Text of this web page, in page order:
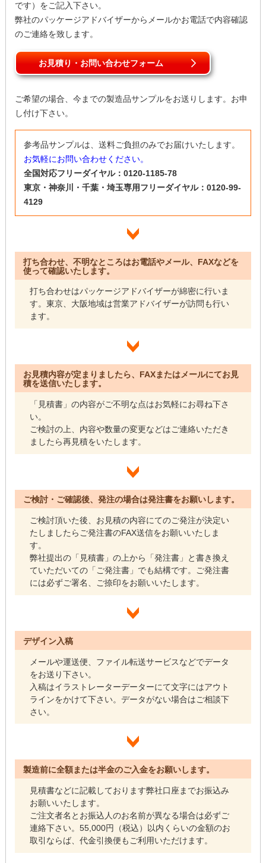
です）をご記入下さい。
弊社のパッケージアドバイザーからメールかお電話で内容確認
のご連絡を致します。
お見積り・お問い合わせフォーム
ご希望の場合、今までの製造品サンプルをお送りします。お申
し付け下さい。
参考品サンプルは、送料ご負担のみでお届けいたします。
お気軽にお問い合わせください。
全国対応フリーダイヤル：0120-1185-78
東京・神奈川・千葉・埼玉専用フリーダイヤル：0120-99-
4129
打ち合わせ、不明なところはお電話やメール、FAXなどを
使って確認いたします。
打ち合わせはパッケージアドバイザーが綿密に行いま
す。東京、大阪地域は営業アドバイザーが訪問も行い
ます。
お見積内容が定まりましたら、FAXまたはメールにてお見
積を送信いたします。
「見積書」の内容がご不明な点はお気軽にお尋ね下さ
い。
ご検討の上、内容や数量の変更などはご連絡いただき
ましたら再見積をいたします。
ご検討・ご確認後、発注の場合は発注書をお願いします。
ご検討頂いた後、お見積の内容にてのご発注が決定い
たしましたらご発注書のFAX送信をお願いいたしま
す。
弊社提出の「見積書」の上から「発注書」と書き換え
ていただいての「ご発注書」でも結構です。ご発注書
には必ずご署名、ご捺印をお願いいたします。
デザイン入稿
メールや運送便、ファイル転送サービスなどでデータ
をお送り下さい。
入稿はイラストレーターデーターにて文字にはアウト
ラインをかけて下さい。データがない場合はご相談下
さい。
製造前に全額または半金のご入金をお願いします。
見積書などに記載しております弊社口座までお振込み
お願いいたします。
ご注文者名とお振込人のお名前が異なる場合は必ずご
連絡下さい。55,000円（税込）以内くらいの金額のお
取引ならば、代金引換便もご利用いただけます。